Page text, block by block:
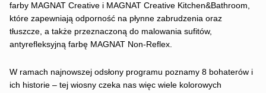
farby MAGNAT Creative i MAGNAT Creative Kitchen&Bathroom,
które zapewniają odporność na płynne zabrudzenia oraz
tłuszcze, a także przeznaczoną do malowania sufitów,
antyrefleksyjną farbę MAGNAT Non-Reflex.
W ramach najnowszej odsłony programu poznamy 8 bohaterów i
ich historie – tej wiosny czeka nas więc wiele kolorowych